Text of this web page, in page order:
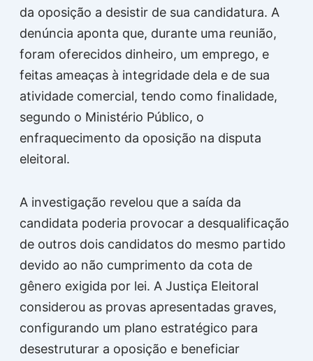
da oposição a desistir de sua candidatura. A
denúncia aponta que, durante uma reunião,
foram oferecidos dinheiro, um emprego, e
feitas ameaças à integridade dela e de sua
atividade comercial, tendo como finalidade,
segundo o Ministério Público, o
enfraquecimento da oposição na disputa
eleitoral.
A investigação revelou que a saída da
candidata poderia provocar a desqualificação
de outros dois candidatos do mesmo partido
devido ao não cumprimento da cota de
gênero exigida por lei. A Justiça Eleitoral
considerou as provas apresentadas graves,
configurando um plano estratégico para
desestruturar a oposição e beneficiar